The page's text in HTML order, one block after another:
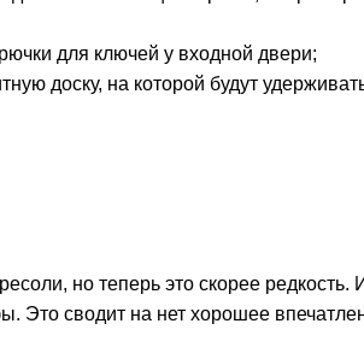
для ключей у входной двери;
доску, на которой будут
но теперь это скорее
Это сводит на нет хорошее